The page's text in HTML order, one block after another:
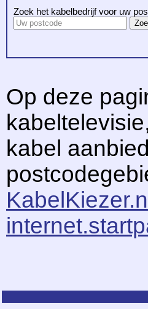
Zoek het kabelbedrijf voor uw
Op deze
kabel